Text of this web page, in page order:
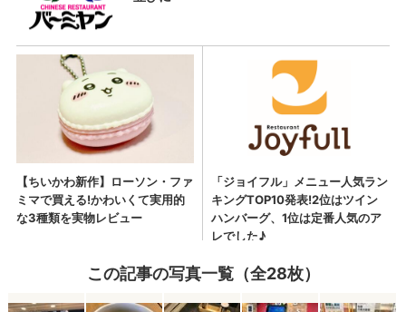
この記事の写真一覧（全28枚）